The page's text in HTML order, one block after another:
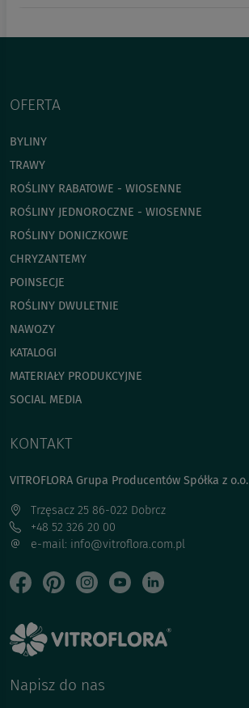
OFERTA
BYLINY
TRAWY
ROŚLINY RABATOWE - WIOSENNE
ROŚLINY JEDNOROCZNE - WIOSENNE
ROŚLINY DONICZKOWE
CHRYZANTEMY
POINSECJE
ROŚLINY DWULETNIE
NAWOZY
KATALOGI
MATERIAŁY PRODUKCYJNE
SOCIAL MEDIA
KONTAKT
VITROFLORA Grupa Producentów Spółka z o.o.
Trzęsacz 25 86-022 Dobrcz
+48 52 326 20 00
e-mail: info@vitroflora.com.pl
Napisz do nas